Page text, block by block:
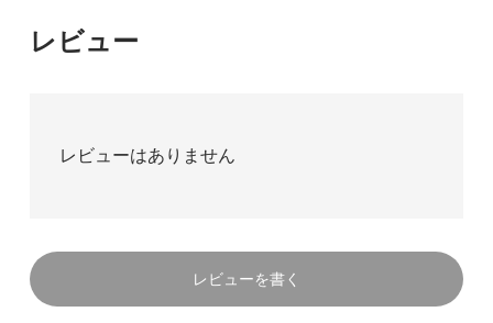
レビュー
レビューはありません
レビューを書く